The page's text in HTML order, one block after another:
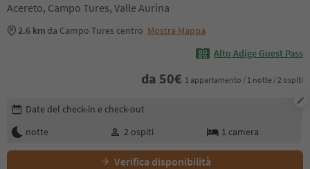
Acereto, Campo Tures, Valle Aurina
2.6 km da Campo Tures centro Mostra Mappa
Alto Adige Guest Pass
da 50€ 1 appartamento / 1 notte / 2 ospiti
Modifica i dettagli della prenotazione
Date del check-in e check-out
notte
2 ospiti 1 camera
Verifica disponibilità